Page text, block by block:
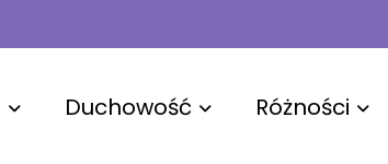
Duchowość Różności